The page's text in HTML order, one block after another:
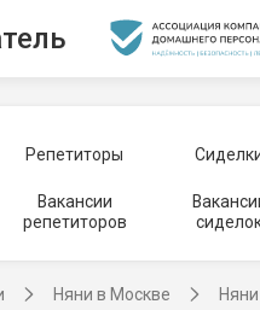
Репетиторы
Вакансии
репетиторов
Няни в Москве